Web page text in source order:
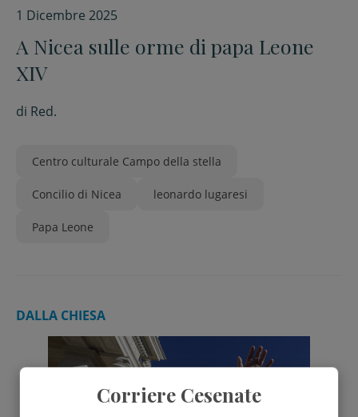
1 Dicembre 2025
A Nicea sulle orme di papa Leone
XIV
di Red.
Centro culturale Campo della stella
Concilio di Nicea leonardo lugaresi
Papa Leone
DALLA CHIESA
Corriere Cesenate